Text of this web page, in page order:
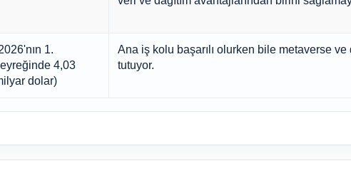
1.
4,03
dolar)
Ana iş kolu başarılı olurken bile metaverse ve
tutuyor.